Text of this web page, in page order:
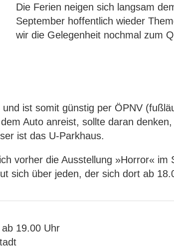
Die Ferien neigen sich langsam
September hoffentlich wieder
wir die Gelegenheit nochmal zum
ist somit günstig per ÖPNV
Auto anreist, sollte daran
ist das U-Parkhaus.
vorher die Ausstellung »Horror« im
sich über jeden, der sich dort ab
19.00 Uhr